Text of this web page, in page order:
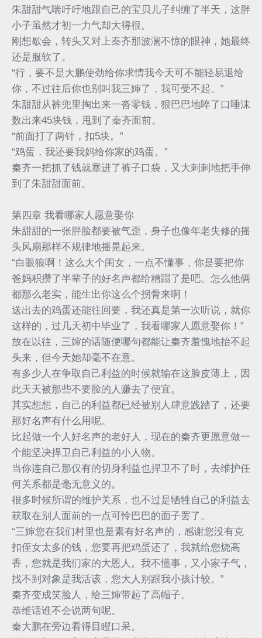
朱甜甜气喘吁吁地跟自己的宝贝儿子纠缠了半天，这胖
小子虽然才初一力气却大得很。
刚想歇会，转头又对上秦齐那波澜不惊的眼神，她最终
还是服软了。
“行，要不是大鹏使劲给你求情我今天可不能轻易退给
你，不过往后你也别叫我三婶了，我可受不起。”
朱甜甜从裤兜里掏出来一沓零钱，狠巴巴地啐了口唾沫
数出来45块钱，甩到了秦齐面前。
“前面打了两针，扣5块。”
“鸡蛋，我还要我妈给你家的鸡蛋。”
秦齐一把抓了钱就塞进了裤子口袋，又大剌剌地把手伸
到了朱甜甜面前。
第四章 我看哪家人愿意娶你
朱甜甜的一张胖脸都要被气歪，身子也像年老失修的摇
头风扇那样不规律地摇晃起来。
“白眼狼啊！这么大个闺女，一点不懂事，你是要把你
爸妈积攒了半辈子的好名声都给糟蹋了是吧。怎么他俩
都那么老实，能生出你这么个拐骨来啊！
送出去的鸡蛋还能往回要，我还真是第一次听说，就你
这样的，过几天初中毕业了，我看哪家人愿意娶你！”
放在以往，三婶的话随便哪句都能让秦齐羞愧地抬不起
头来，但今天她却毫不在意。
有多少人在争取自己利益的时候就输在这脸皮薄上，因
此天天被那些不要脸的人赚去了便宜。
其实想想，自己的利益都已经被别人肆意践踏了，还要
那好名声有什么用呢。
比起做一个人好名声的老好人，现在的秦齐更愿意做一
个能坚决捍卫自己利益的小人物。
当你连自己那仅有的切身利益也捍卫不了时，去维护任
何关系都是毫无意义的。
很多时候所谓的维护关系，也不过是牺牲自己的利益去
获取在别人面前的一点可怜巴巴的面子罢了。
“三婶您在我们村里也是素有好名声的，感谢您没有克
扣侄女太多的钱，您要再把鸡蛋还了，我就给您烧高
香，您就是我们家的大恩人。我不懂事，又小家子气，
找不到对象是我活该，您大人别跟我小孩计较。”
秦齐变成笑脸人，给三婶带起了高帽子。
恭维话谁不会说两句呢。
秦大鹏在旁边看得目瞪口呆。